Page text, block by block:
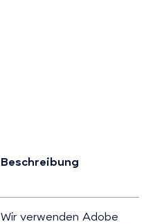
Beschreibung
Wir verwenden Adobe